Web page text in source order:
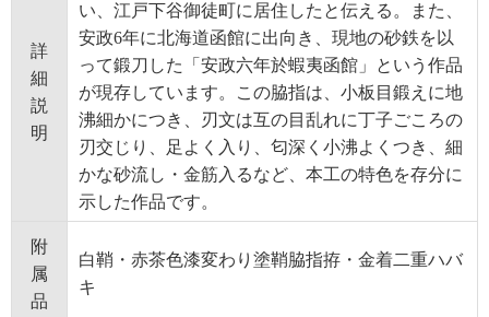
詳
細
説
明
い、江戸下谷御徒町に居住したと伝える。また、
安政6年に北海道函館に出向き、現地の砂鉄を以
って鍛刀した「安政六年於蝦夷函館」という作品
が現存しています。この脇指は、小板目鍛えに地
沸細かにつき、刃文は互の目乱れに丁子ごころの
刃交じり、足よく入り、匂深く小沸よくつき、細
かな砂流し・金筋入るなど、本工の特色を存分に
示した作品です。
附
属
品
白鞘・赤茶色漆変わり塗鞘脇指拵・金着二重ハバ
キ